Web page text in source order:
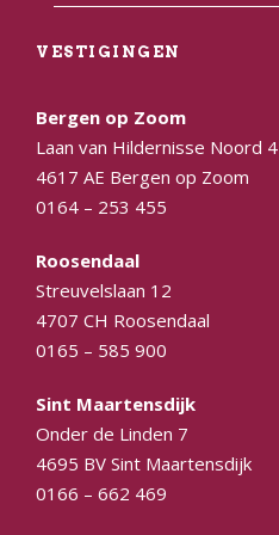
VESTIGINGEN
Bergen op Zoom
Laan van Hildernisse Noord 4
4617 AE Bergen op Zoom
0164 – 253 455
Roosendaal
Streuvelslaan 12
4707 CH Roosendaal
0165 – 585 900
Sint Maartensdijk
Onder de Linden 7
4695 BV Sint Maartensdijk
0166 – 662 469